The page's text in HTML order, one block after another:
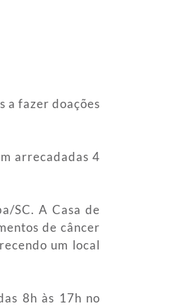
a fazer doações
arrecadadas 4
SC. A Casa de
de câncer
um local
8h às 17h no